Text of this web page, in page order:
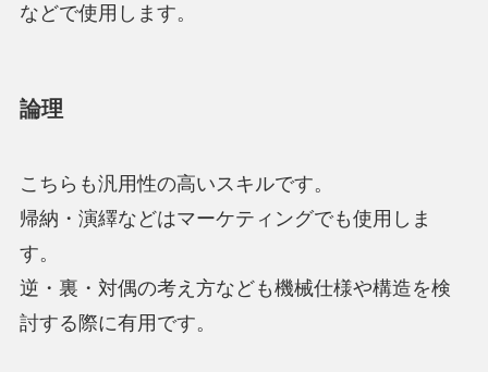
などで使用します。
論理
こちらも汎用性の高いスキルです。
帰納・演繹などはマーケティングでも使用しま
す。
逆・裏・対偶の考え方なども機械仕様や構造を検
討する際に有用です。